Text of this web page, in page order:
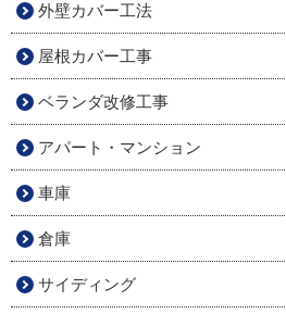
外壁カバー工法
屋根カバー工事
ベランダ改修工事
アパート・マンション
車庫
倉庫
サイディング